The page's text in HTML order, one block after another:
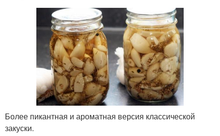
Более пикантная и ароматная версия классической
закуски.